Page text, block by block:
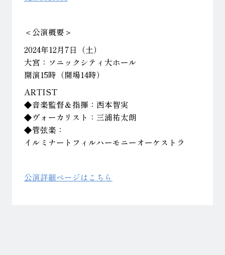
＜公演概要＞
2024年12月7日（土）
大宮：ソニックシティ大ホール
開演15時（開場14時）
ARTIST
◆音楽監督＆指揮：西本智実
◆ヴォーカリスト：三浦祐太朗
◆管弦楽：
イルミナートフィルハーモニーオーケストラ
公演詳細ページはこちら